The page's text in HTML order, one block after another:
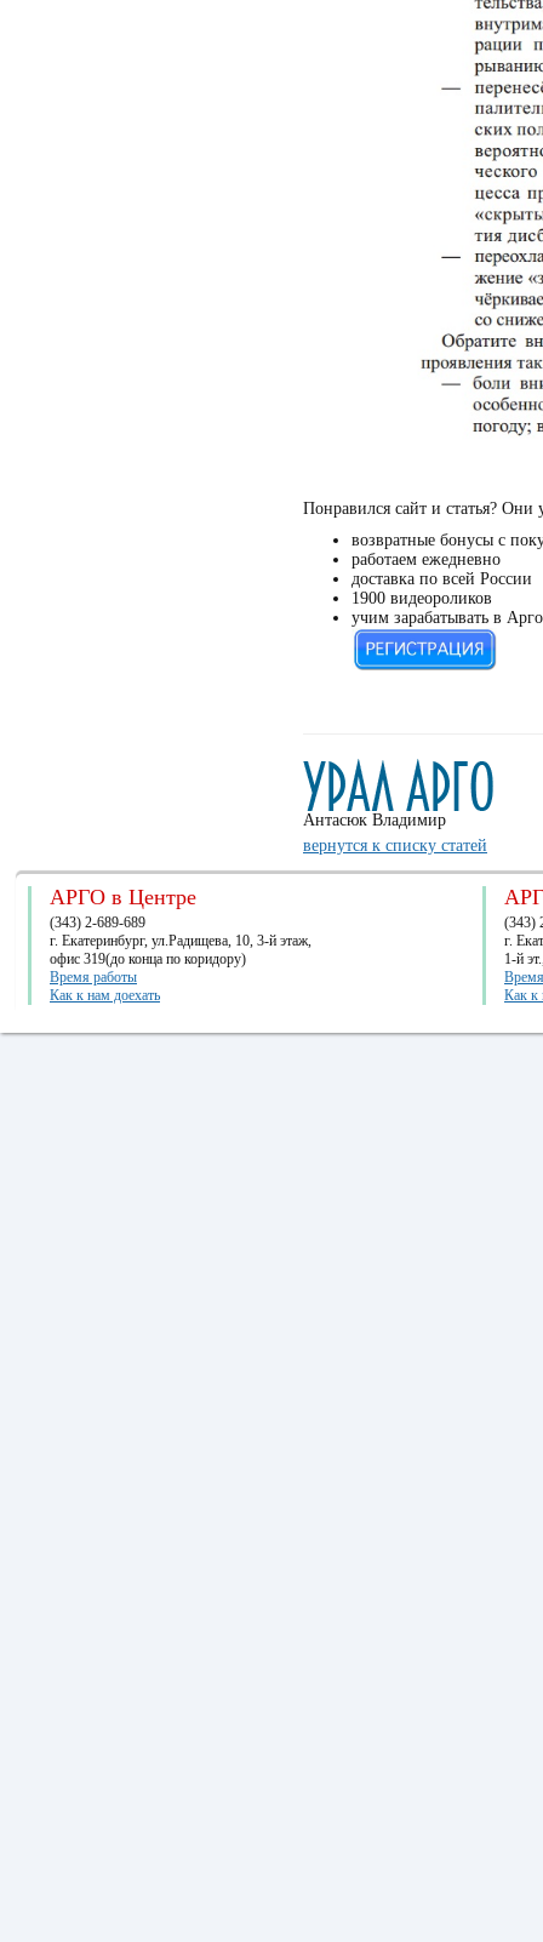
Понравился сайт и статья? Они
возвратные бонусы с
работаем ежедневно
доставка по всей России
1900 видеороликов
учим зарабатывать в Арго
Антасюк Владимир
вернутся к списку статей
АРГО в Центре
(343) 2-689-689
г. Екатеринбург, ул.Радищева, 10, 3-й этаж,
офис 319(до конца по коридору)
Время работы
Как к нам доехать
(343)
г.
1-й
Как к